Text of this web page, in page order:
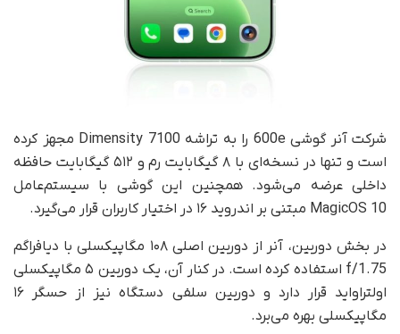
شرکت آنر گوشی 600e را به تراشه Dimensity 7100 مجهز کرده
است و تنها در نسخه‌ای با ۸ گیگابایت رم و ۵۱۲ گیگابایت حافظه
داخلی عرضه می‌شود. همچنین این گوشی با سیستم‌عامل
MagicOS 10 مبتنی بر اندروید ۱۶ در اختیار کاربران قرار می‌گیرد.
در بخش دوربین، آنر از دوربین اصلی ۱۰۸ مگاپیکسلی با دیافراگم
f/1.75 استفاده کرده است. در کنار آن، یک دوربین ۵ مگاپیکسلی
اولتراواید قرار دارد و دوربین سلفی دستگاه نیز از حسگر ۱۶
مگاپیکسلی بهره می‌برد.